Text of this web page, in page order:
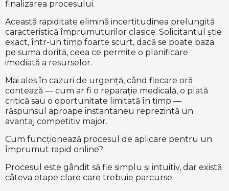
finalizarea procesului.
Această rapiditate elimină incertitudinea prelungită
caracteristică împrumuturilor clasice. Solicitantul știe
exact, într-un timp foarte scurt, dacă se poate baza
pe suma dorită, ceea ce permite o planificare
imediată a resurselor.
Mai ales în cazuri de urgență, când fiecare oră
contează — cum ar fi o reparație medicală, o plată
critică sau o oportunitate limitată în timp —
răspunsul aproape instantaneu reprezintă un
avantaj competitiv major.
Cum funcționează procesul de aplicare pentru un
împrumut rapid online?
Procesul este gândit să fie simplu și intuitiv, dar există
câteva etape clare care trebuie parcurse.